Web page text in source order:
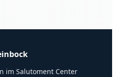
im Salutoment Center